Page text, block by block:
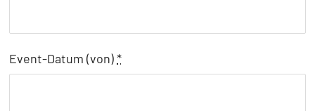
Event-Datum (von)*